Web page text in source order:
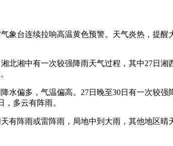
象台连续拉响高温黄色预警。天气炎热，提
北湘中有一次较强降雨天气过程，其中27日
水偏多，气温偏高。27日晚至30日有一次较
多云有阵雨。
有阵雨或雷阵雨，局地中到大雨，其他地区